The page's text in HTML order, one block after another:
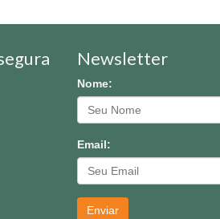
Newsletter
Nome:
Email:
Enviar